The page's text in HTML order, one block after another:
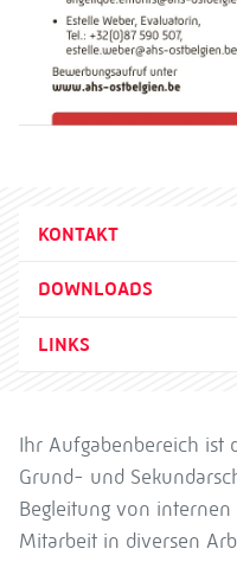
KONTAKT
DOWNLOADS
LINKS
Ihr Aufgabenbereich ist
Grund- und
Begleitung von
Mitarbeit in diversen